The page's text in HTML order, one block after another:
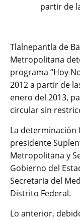
partir de
Tlalnepantla de
Metropolitana
programa “Hoy
2012 a partir de
enero del 2013,
circular sin
La determinación
presidente
Metropolitana y
Gobierno del
Secretaria del
Distrito Federal.
Lo anterior,